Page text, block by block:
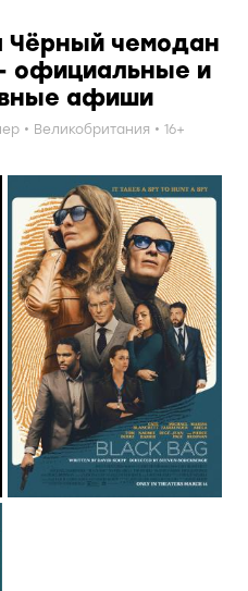
чемодан
официальные и
афиши
Великобритания 16+